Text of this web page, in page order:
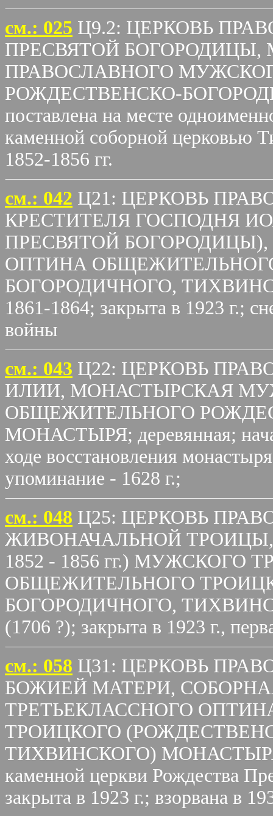
cм.: 025 Ц9.2: ЦЕРКОВЬ
ПРЕСВЯТОЙ
ПРАВОСЛАВНОГО
РОЖДЕСТВЕНСКО-
поставлена на месте
каменной соборной церковью
1852-1856 гг.
cм.: 042 Ц21: ЦЕРКОВЬ
КРЕСТИТЕЛЯ ГОСПОДНЯ
ПРЕСВЯТОЙ
ОПТИНА
БОГОРОДИЧНОГО,
1861-1864; закрыта в 1923 г.;
войны
см.: 043 Ц22: ЦЕРКОВЬ
ИЛИИ, МОНАСТЫРСКАЯ
ОБЩЕЖИТЕЛЬНОГО
МОНАСТЫРЯ; деревянная;
ходе восстановления
упоминание - 1628 г.;
cм.: 048 Ц25: ЦЕРКОВЬ
ЖИВОНАЧАЛЬНОЙ
1852 - 1856 гг.)
ОБЩЕЖИТЕЛЬНОГО
БОГОРОДИЧНОГО,
(1706 ?); закрыта в 1923 г.,
cм.: 058 Ц31: ЦЕРКОВЬ
БОЖИЕЙ МАТЕРИ,
ТРЕТЬЕКЛАССНОГО
ТРОИЦКОГО
ТИХВИНСКОГО) МОНАСТЫРЯ;
каменной церкви Рождества
закрыта в 1923 г.; взорвана в